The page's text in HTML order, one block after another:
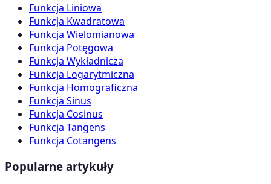
Funkcja Liniowa
Funkcja Kwadratowa
Funkcja Wielomianowa
Funkcja Potęgowa
Funkcja Wykładnicza
Funkcja Logarytmiczna
Funkcja Homograficzna
Funkcja Sinus
Funkcja Cosinus
Funkcja Tangens
Funkcja Cotangens
Popularne artykuły